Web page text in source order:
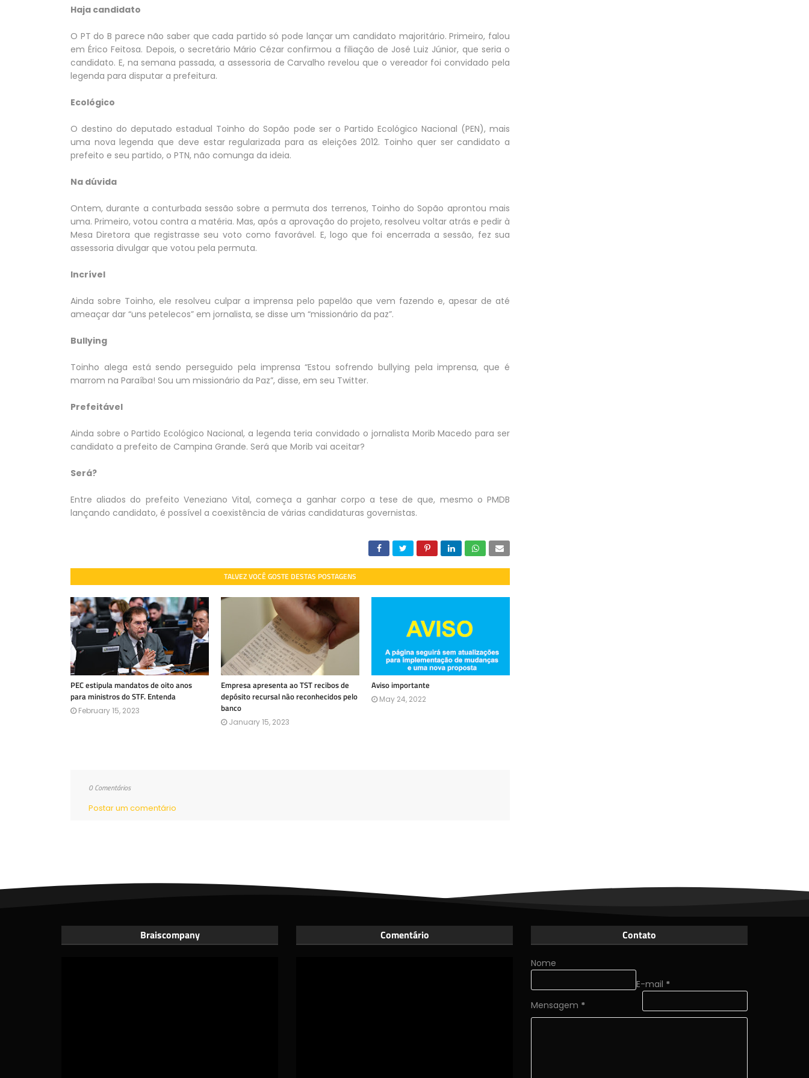
Haja candidato
O PT do B parece não saber que cada partido só pode lançar um candidato majoritário. Primeiro, falou
em Érico Feitosa. Depois, o secretário Mário Cézar confirmou a filiação de José Luiz Júnior, que seria o
candidato. E, na semana passada, a assessoria de Carvalho revelou que o vereador foi convidado pela
legenda para disputar a prefeitura.
Ecológico
O destino do deputado estadual Toinho do Sopão pode ser o Partido Ecológico Nacional (PEN), mais
uma nova legenda que deve estar regularizada para as eleições 2012. Toinho quer ser candidato a
prefeito e seu partido, o PTN, não comunga da ideia.
Na dúvida
Ontem, durante a conturbada sessão sobre a permuta dos terrenos, Toinho do Sopão aprontou mais
uma. Primeiro, votou contra a matéria. Mas, após a aprovação do projeto, resolveu voltar atrás e pedir à
Mesa Diretora que registrasse seu voto como favorável. E, logo que foi encerrada a sessão, fez sua
assessoria divulgar que votou pela permuta.
Incrível
Ainda sobre Toinho, ele resolveu culpar a imprensa pelo papelão que vem fazendo e, apesar de até
ameaçar dar “uns petelecos” em jornalista, se disse um “missionário da paz”.
Bullying
Toinho alega está sendo perseguido pela imprensa “Estou sofrendo bullying pela imprensa, que é
marrom na Paraíba! Sou um missionário da Paz”, disse, em seu Twitter.
Prefeitável
Ainda sobre o Partido Ecológico Nacional, a legenda teria convidado o jornalista Morib Macedo para ser
candidato a prefeito de Campina Grande. Será que Morib vai aceitar?
Será?
Entre aliados do prefeito Veneziano Vital, começa a ganhar corpo a tese de que, mesmo o PMDB
lançando candidato, é possível a coexistência de várias candidaturas governistas.
TALVEZ VOCÊ GOSTE DESTAS POSTAGENS
PEC estipula mandatos de oito anos
para ministros do STF. Entenda
February 15, 2023
Empresa apresenta ao TST recibos de
depósito recursal não reconhecidos pelo
banco
January 15, 2023
Aviso importante
May 24, 2022
0 Comentários
Postar um comentário
Braiscompany Comentário Contato
Nome
E-mail *
Mensagem *